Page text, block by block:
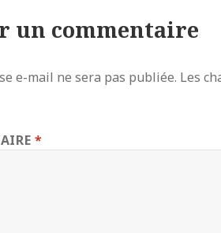
un commentaire
e-mail ne sera pas publiée. Les
*